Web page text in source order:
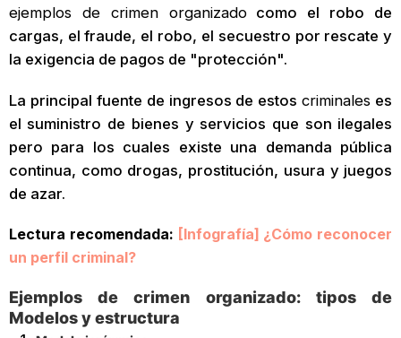
ejemplos de crimen organizadocomo el robo de
cargas, el fraude, el robo, el secuestro por rescate y
la exigencia de pagos de "protección".
La principal fuente de ingresos de estoscriminales es
el suministro de bienes y servicios que son ilegales
pero para los cuales existe una demanda pública
continua, como drogas, prostitución, usura y juegos
de azar.
Lectura recomendada: [Infografía] ¿Cómo reconocer
un perfil criminal?
Ejemplos de crimen organizado: tipos de
Modelos y estructura